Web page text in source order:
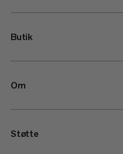
Butik
Om
Støtte